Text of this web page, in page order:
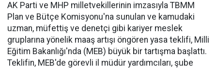
AK Parti ve MHP milletvekillerinin imzasıyla TBMM
Plan ve Bütçe Komisyonu'na sunulan ve kamudaki
uzman, müfettiş ve denetçi gibi kariyer meslek
gruplarına yönelik maaş artışı öngören yasa teklifi, Milli
Eğitim Bakanlığı'nda (MEB) büyük bir tartışma başlattı.
Teklifin, MEB'de görevli il müdür yardımcıları, şube